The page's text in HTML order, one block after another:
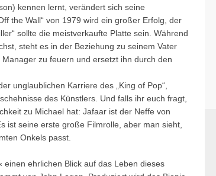
kennen lernt, verändert sich seine
the Wall“ von 1979 wird ein großer Erfolg, der
sollte die meistverkaufte Platte sein. Während
steht es in der Beziehung zu seinem Vater
zu feuern und ersetzt ihn durch den
unglaublichen Karriere des „King of Pop“,
des Künstlers. Und falls ihr euch fragt,
zu Michael hat: Jafaar ist der Neffe von
ist seine erste große Filmrolle, aber man sieht,
Onkels passt.
ehrlichen Blick auf das Leben dieses